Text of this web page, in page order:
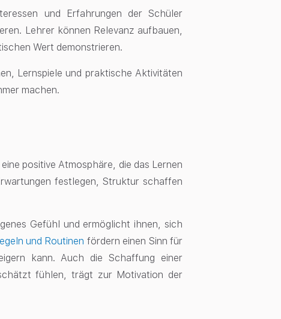
und Erfahrungen der Schüler
Lehrer können Relevanz aufbauen,
Wert demonstrieren.
Lernspiele und praktische Aktivitäten
machen.
positive Atmosphäre, die das Lernen
festlegen, Struktur schaffen
Gefühl und ermöglicht ihnen, sich
und Routinen fördern einen Sinn für
kann. Auch die Schaffung einer
fühlen, trägt zur Motivation der